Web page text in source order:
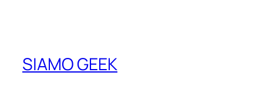
SIAMO GEEK